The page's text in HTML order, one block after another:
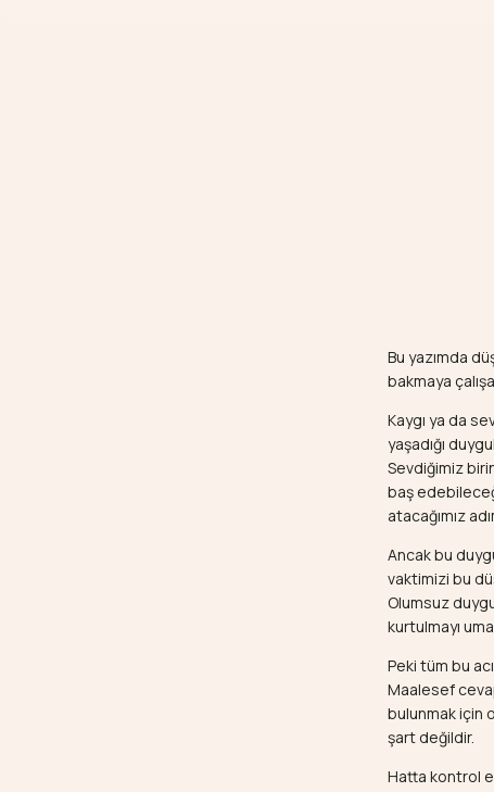
Bu yazımda
bakmaya
Kaygı ya da
yaşadığı
Sevdiğimiz
baş
atacağımız
Ancak bu
vaktimizi bu
Olumsuz
kurtulmayı
Peki tüm bu
Maalesef
bulunmak için
şart değildir.
Hatta kontrol